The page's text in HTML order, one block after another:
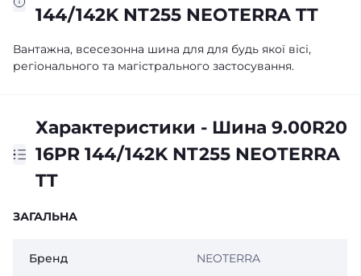
144/142K NT255 NEOTERRA TT
Вантажна, всесезонна шина для для будь якої вісі,
регіонального та магістрального застосування.
Характеристики - Шина 9.00R20
16PR 144/142K NT255 NEOTERRA
TT
ЗАГАЛЬНА
Бренд NEOTERRA